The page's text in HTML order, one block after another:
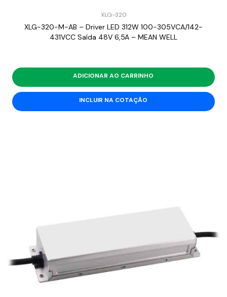
XLG-320
XLG-320-M-AB – Driver LED 312W 100-305VCA/142-
431VCC Saída 48V 6,5A – MEAN WELL
ADICIONAR AO CARRINHO
INCLUIR NA COTAÇÃO